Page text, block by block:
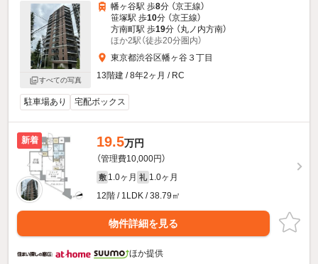
すべての写真
幡ヶ谷駅 歩8分 （京王線）
笹塚駅 歩10分 （京王線）
方南町駅 歩19分 （丸ノ内方南）
ほか2駅（徒歩20分圏内）
東京都渋谷区幡ヶ谷３丁目
13階建 / 8年2ヶ月 / RC
駐車場あり 宅配ボックス
新着 19.5万円
（管理費10,000円）
敷 1.0ヶ月 礼 1.0ヶ月
12階 / 1LDK / 38.79㎡
物件詳細を見る
ほか提供